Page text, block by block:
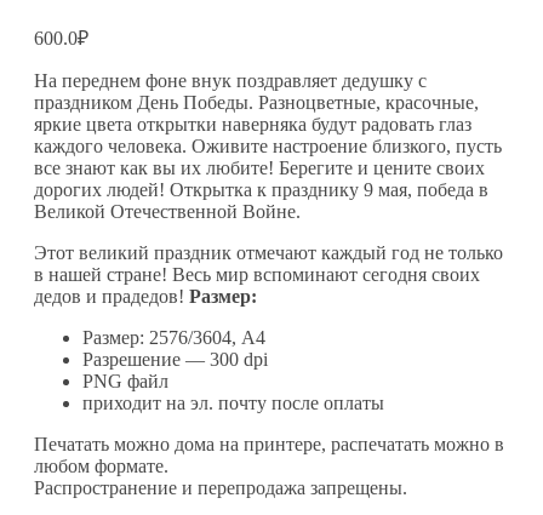
600.0₽
На переднем фоне внук поздравляет дедушку с
праздником День Победы. Разноцветные, красочные,
яркие цвета открытки наверняка будут радовать глаз
каждого человека. Оживите настроение близкого, пусть
все знают как вы их любите! Берегите и цените своих
дорогих людей! Открытка к празднику 9 мая, победа в
Великой Отечественной Войне.
Этот великий праздник отмечают каждый год не только
в нашей стране! Весь мир вспоминают сегодня своих
дедов и прадедов! Размер:
Размер: 2576/3604, А4
Разрешение — 300 dpi
PNG файл
приходит на эл. почту после оплаты
Печатать можно дома на принтере, распечатать можно в
любом формате.
Распространение и перепродажа запрещены.